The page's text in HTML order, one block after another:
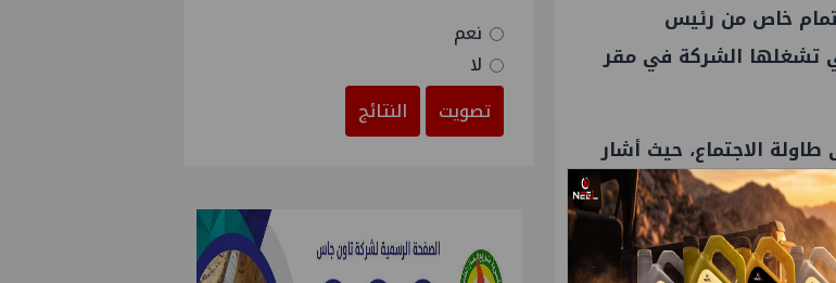
خاص من رئيس
تشغلها الشركة في مقر
الاجتماع، حيث أشار
بسبب ضعف المزايا
تصور عاجل للتعويضات
الداخلية، مشيراً إلى
نعم
لا
تصويت
النتائج